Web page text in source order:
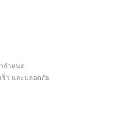
กำหนด
ร็ว และปลอดภัย